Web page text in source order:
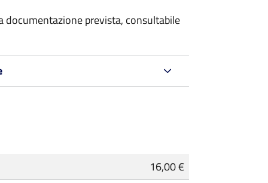
prevista, consultabile
16,00 €